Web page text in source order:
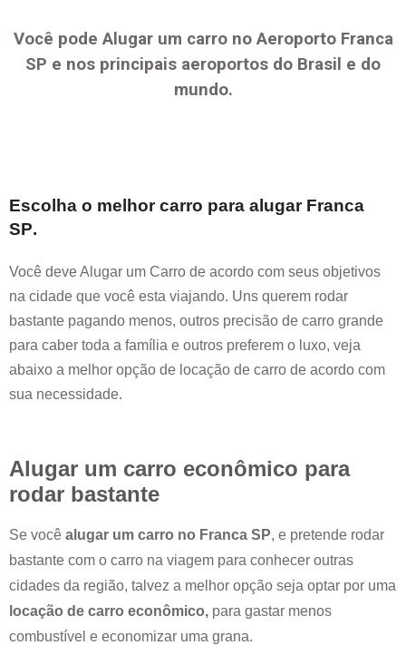
Você pode Alugar um carro no Aeroporto Franca
SP e nos principais aeroportos do Brasil e do
mundo.
Escolha o melhor carro para alugar Franca
SP.
Você deve Alugar um Carro de acordo com seus objetivos
na cidade que você esta viajando. Uns querem rodar
bastante pagando menos, outros precisão de carro grande
para caber toda a família e outros preferem o luxo, veja
abaixo a melhor opção de locação de carro de acordo com
sua necessidade.
Alugar um carro econômico para
rodar bastante
Se você alugar um carro no Franca SP, e pretende rodar
bastante com o carro na viagem para conhecer outras
cidades da região, talvez a melhor opção seja optar por uma
locação de carro econômico, para gastar menos
combustível e economizar uma grana.